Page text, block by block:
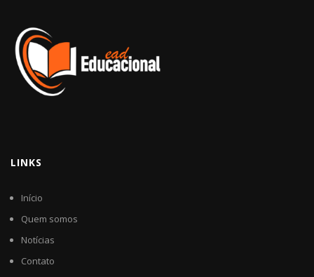
LINKS
Início
Quem somos
Notícias
Contato